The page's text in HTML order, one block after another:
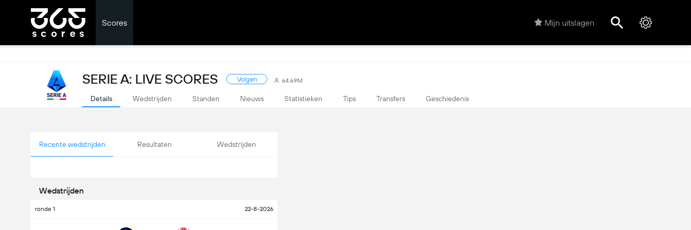
Scores Mijn uitslagen
SERIE A: LIVE SCORES Volgen 64.69M
Details Wedstrijden Standen Nieuws Statistieken Tips Transfers Geschiedenis
Recente wedstrijden Resultaten Wedstrijden
Wedstrijden
ronde 1 22-8-2026